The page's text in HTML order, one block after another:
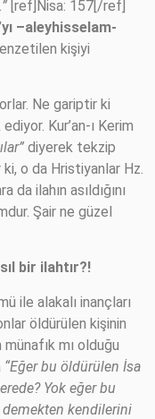
[ref]Nisa: 157[/ref]
–aleyhisselam-
kişiyi
Ne gariptir ki
Kur’an-ı Kerim
diyerek tekzip
o da Hristiyanlar Hz.
da ilahın asıldığını
Şair ne güzel
bir ilahtır?!
ile alakalı inançları
öldürülen kişinin
mı olduğu
“Eğer bu öldürülen İsa
Yok eğer bu
demekten kendilerini